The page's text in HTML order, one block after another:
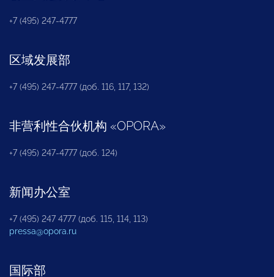
+7 (495) 247-4777
区域发展部
+7 (495) 247-4777 (доб. 116, 117, 132)
非营利性合伙机构 «OPORA»
+7 (495) 247-4777 (доб. 124)
新闻办公室
+7 (495) 247 4777 (доб. 115, 114, 113)
pressa@opora.ru
国际部